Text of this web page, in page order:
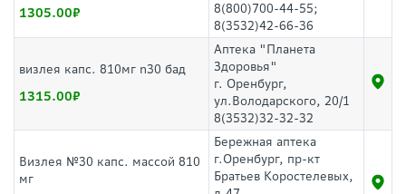
1305.00
8(800)700-44-55;
8(3532)42-66-36
визлея капс. 810мг n30 бад
1315.00
Аптека "Планета
Здоровья"
г. Оренбург,
ул.Володарского, 20/1
8(3532)32-32-32
Визлея №30 капс. массой 810
мг
Бережная аптека
г.Оренбург, пр-кт
Братьев Коростелевых,